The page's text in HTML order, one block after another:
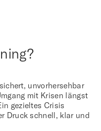
unvorhersehbar
mit Krisen längst
gezieltes Crisis
Druck schnell, klar und